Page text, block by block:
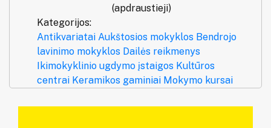
(apdraustieji)
Kategorijos:
Antikvariatai Aukštosios mokyklos Bendrojo
lavinimo mokyklos Dailės reikmenys
Ikimokyklinio ugdymo įstaigos Kultūros
centrai Keramikos gaminiai Mokymo kursai